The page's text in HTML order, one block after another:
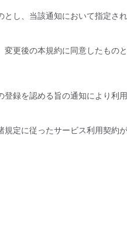
し、当該通知において指定さ
更後の本規約に同意したものと
録を認める旨の通知により利
定に従ったサービス利用契約